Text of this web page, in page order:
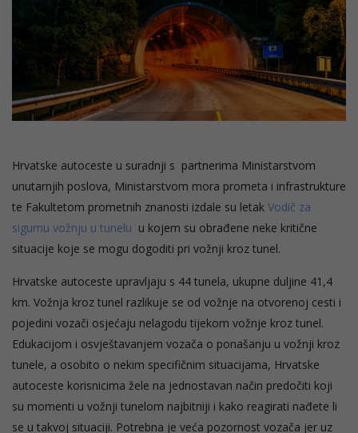
Hrvatske autoceste u suradnji s partnerima Ministarstvom
unutarnjih poslova, Ministarstvom mora prometa i infrastrukture
te Fakultetom prometnih znanosti izdale su letak Vodič za
sigurnu vožnju u tunelu u kojem su obrađene neke kritične
situacije koje se mogu dogoditi pri vožnji kroz tunel.
Hrvatske autoceste upravljaju s 44 tunela, ukupne duljine 41,4
km. Vožnja kroz tunel razlikuje se od vožnje na otvorenoj cesti i
pojedini vozači osjećaju nelagodu tijekom vožnje kroz tunel.
Edukacijom i osvještavanjem vozača o ponašanju u vožnji kroz
tunele, a osobito o nekim specifičnim situacijama, Hrvatske
autoceste korisnicima žele na jednostavan način predočiti koji
su momenti u vožnji tunelom najbitniji i kako reagirati nađete li
se u takvoj situaciji. Potrebna je veća pozornost vozača jer uz